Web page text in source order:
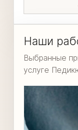
Наши
Выбранные
услуге